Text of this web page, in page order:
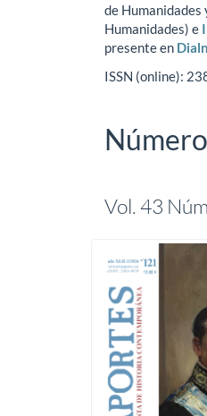
de Humanidades
Humanidades) e
presente en
ISSN (online):
Vol. 43